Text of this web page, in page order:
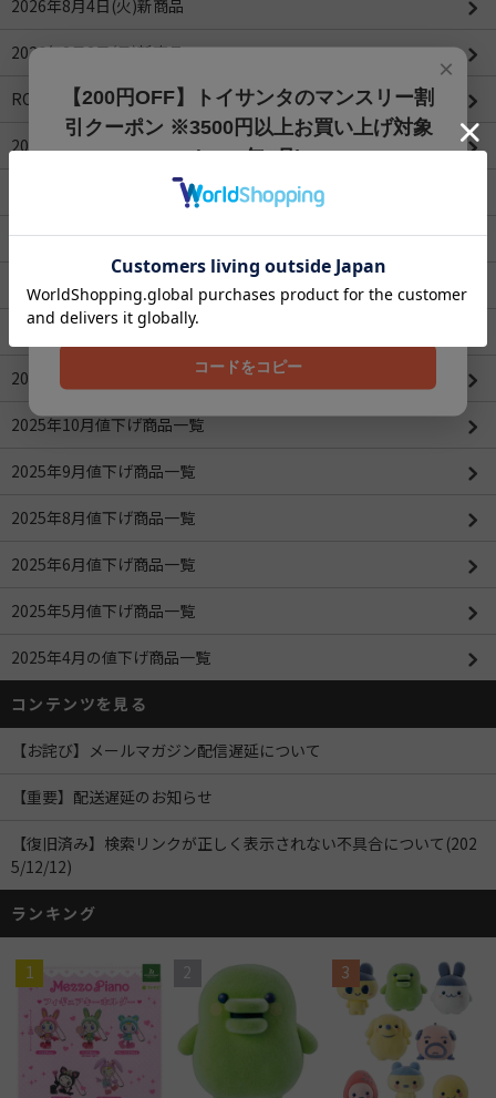
2026年8月4日(火)新商品
2026年8月3日(月)新商品
ROBOTIMEシリーズ
2026年4月値下げ商品一覧(更新：2026/04/16)
2026年3月値下げ商品一覧
2026年2月値下げ商品一覧
2026年1月値下げ商品一覧
2025年12月値下げ商品一覧
2025年11月値下げ商品一覧
2025年10月値下げ商品一覧
2025年9月値下げ商品一覧
2025年8月値下げ商品一覧
2025年6月値下げ商品一覧
2025年5月値下げ商品一覧
2025年4月の値下げ商品一覧
コンテンツを見る
【お詫び】メールマガジン配信遅延について
【重要】配送遅延のお知らせ
【復旧済み】検索リンクが正しく表示されない不具合について(202
5/12/12)
ランキング
1 2 3
×
【200円OFF】トイサンタのマンスリー割
引クーポン ※3500円以上お買い上げ対象
(2026年8月)
【200円OFFクーポン】3500円以上お買上げでご利用可能
です!! 8月1日～8月31日まで
202608
コードをコピー